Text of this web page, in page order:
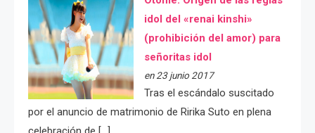
idol del «renai kinshi»
(prohibición del amor) para
señoritas idol
en 23 junio 2017
Tras el escándalo suscitado
por el anuncio de matrimonio de Ririka Suto en plena